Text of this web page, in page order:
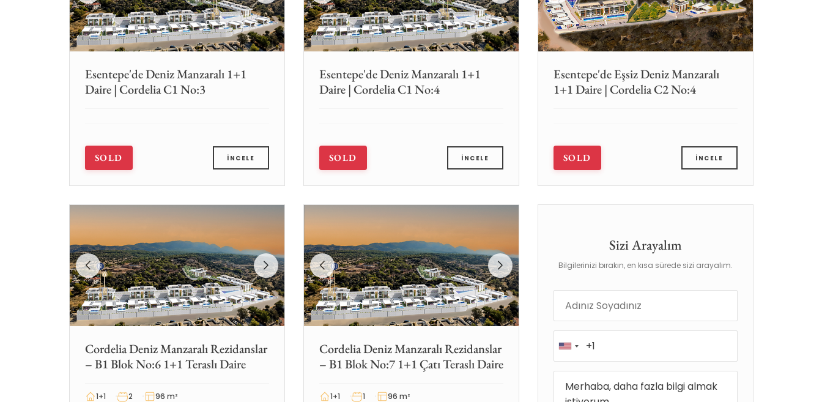
Esentepe'de Deniz Manzaralı 1+1
Daire | Cordelia C1 No:3
SOLD İNCELE
Esentepe'de Deniz Manzaralı 1+1
Daire | Cordelia C1 No:4
SOLD İNCELE
Esentepe'de Eşsiz Deniz Manzaralı
1+1 Daire | Cordelia C2 No:4
SOLD İNCELE
Cordelia Deniz Manzaralı Rezidanslar
– B1 Blok No:6 1+1 Teraslı Daire
1+1 2 96 m²
Cordelia Deniz Manzaralı Rezidanslar
– B1 Blok No:7 1+1 Çatı Teraslı Daire
1+1 1 96 m²
Sizi Arayalım
Bilgilerinizi bırakın, en kısa sürede sizi arayalım.